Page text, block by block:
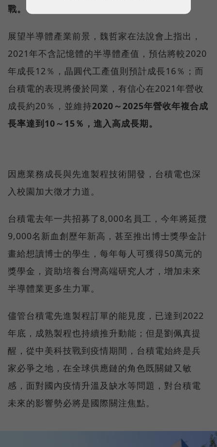
戰。
展望半導體產業前景，魏哲家在法說會上指出，
2021年不含記憶體的半導體產值，預估將較2020
年成長12％，晶圓代工產值則預計成長16％；而
台積電的表現將優於同業，有信心在2021年營收
成長約20％，並維持2020～2025年營收年複合成
長率達到10～15％，進入高成長期。
因應業務成長與先進製程技術開發，台積電也深
入校園加大徵才力道。
台積電去年一共招募了8,000名員工，今年將延攬
9,000名新血創歷年新高，甚至推出博士獎學金計
畫給想讀博士的學生，每年每人可獲得50萬元的
獎學金，資助培養台灣高端研究人才，增加未來
半導體業更多生力軍。
儘管台積電先進製程訂單的能見度，已達到2022
年底，成熟製程也持續推升動能；但是劉佩真提
醒，從中美科技戰到疫情期間，台積電始終是兵
家必爭之地，在全球供應鏈的角色既關鍵又敏
感，面對國內疫情升溫及缺水等問題，對台積電
未來的影響勢必將是國際關注焦點。